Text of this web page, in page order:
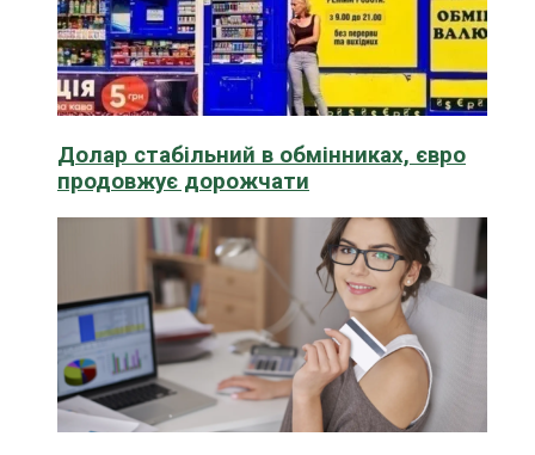
Долар стабільний в обмінниках, євро
продовжує дорожчати